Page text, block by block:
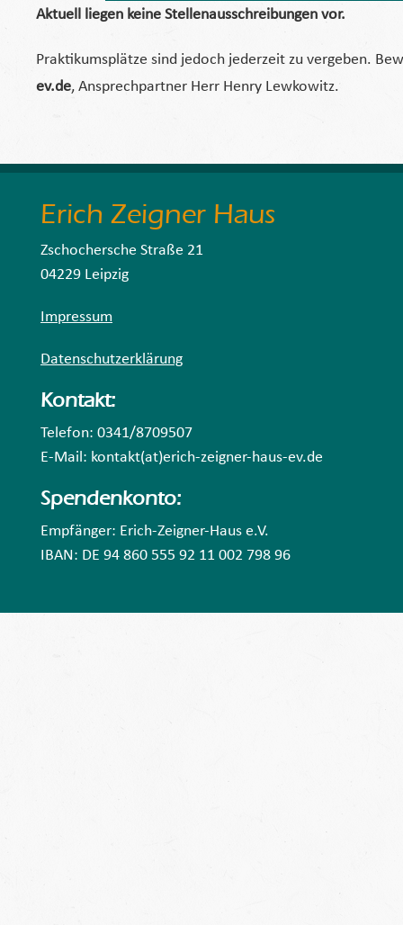
Aktuell liegen keine Stellenausschreibungen vor.
Praktikumsplätze sind jedoch jederzeit zu vergeben.
ev.de, Ansprechpartner Herr Henry Lewkowitz.
Erich Zeigner Haus
Zschochersche Straße 21
04229 Leipzig
Impressum
Datenschutzerklärung
Kontakt:
Telefon: 0341/8709507
E-Mail: kontakt(at)erich-zeigner-haus-ev.de
Spendenkonto:
Empfänger: Erich-Zeigner-Haus e.V.
IBAN: DE 94 860 555 92 11 002 798 96